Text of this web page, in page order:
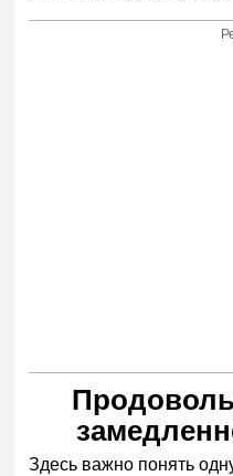
Здесь важно понять